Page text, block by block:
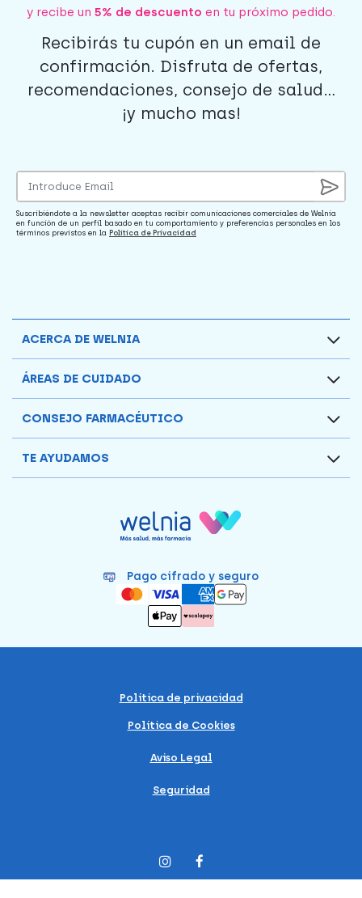
y recibe un 5% de descuento en tu próximo pedido.
Recibirás tu cupón en un email de
confirmación. Disfruta de ofertas,
recomendaciones, consejo de salud...
¡y mucho mas!
Suscribiéndote a la newsletter aceptas recibir comunicaciones comerciales de Welnia
en función de un perfil basado en tu comportamiento y preferencias personales en los
términos previstos en la Política de Privacidad
Pago cifrado y seguro
ACERCA DE WELNIA
ÁREAS DE CUIDADO
CONSEJO FARMACÉUTICO
TE AYUDAMOS
Política de privacidad
Política de Cookies
Aviso Legal
Seguridad